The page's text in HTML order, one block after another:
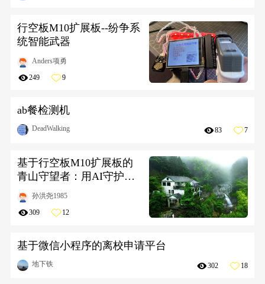
行空板M10扩展板--纷争系
统智能武器
Anders项勇
249 9
ab餐检测机
DeadWalking 83 7
基于行空板M10扩展板的
青山守望者：用AI守护人
与动物
孙洪尧1985
309 12
基于微信小程序的离校申请平台
地下铁 302 18